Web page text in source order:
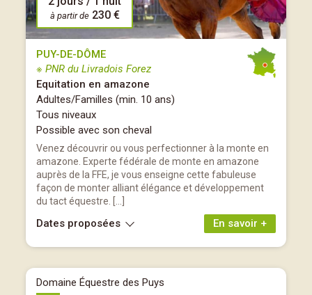
à partir de 230 €
PUY-DE-DÔME
※ PNR du Livradois Forez
Equitation en amazone
Adultes/Familles (min. 10 ans)
Tous niveaux
Possible avec son cheval
Venez découvrir ou vous perfectionner à la monte en
amazone. Experte fédérale de monte en amazone
auprès de la FFE, je vous enseigne cette fabuleuse
façon de monter alliant élégance et développement
du tact équestre. […]
En savoir +
Dates proposées
Domaine Équestre des Puys